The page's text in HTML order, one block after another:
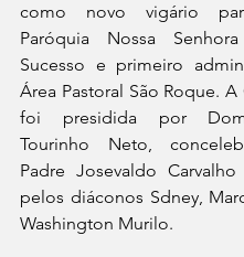
como novo vigário
Paróquia Nossa
Sucesso e primeiro
Área Pastoral São Roque. A
foi presidida por
Tourinho Neto,
Padre Josevaldo
pelos diáconos Sdney,
Washington Murilo.